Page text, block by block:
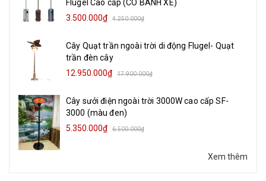
Flugel Cao cấp (CÓ BÁNH XE)
3.500.000₫
4.250.000₫
Cây Quạt trần ngoài trời di động Flugel- Quạt
trần đèn cây
12.950.000₫
17.900.000₫
Cây sưởi điện ngoài trời 3000W cao cấp SF-
3000 (màu đen)
5.350.000₫
6.500.000₫
Xem thêm